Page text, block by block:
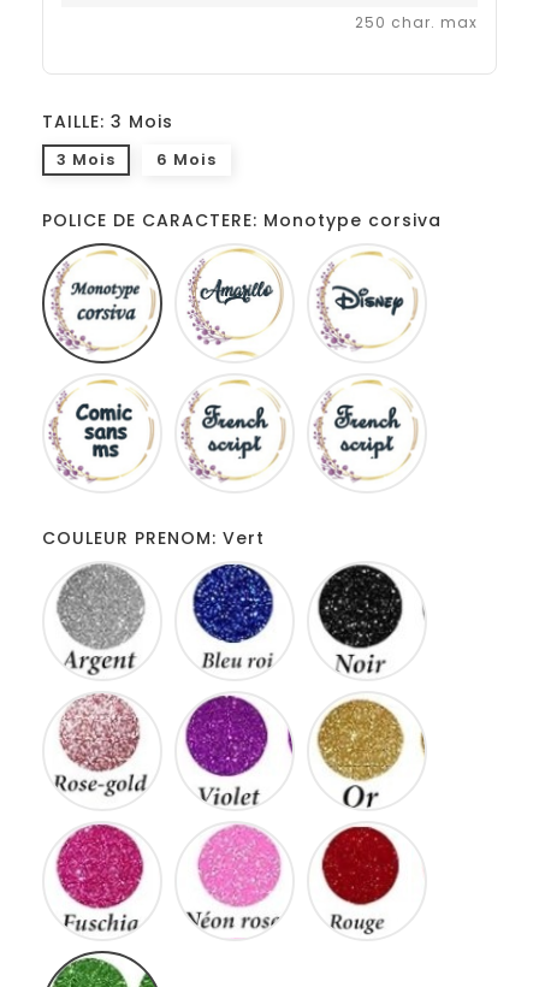
250 char. max
TAILLE: 3 Mois
3 Mois 6 Mois
POLICE DE CARACTERE: Monotype corsiva
Monotype
corsiva
Amarillo
Comic
sans
ms
French
script
COULEUR PRENOM: Vert
Rose
gold
Violet
Fuschia
Neon
rose